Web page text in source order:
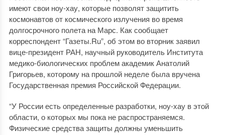
имеют свои ноу-хау, которые позволят защитить
космонавтов от космического излучения во время
долгосрочного полета на Марс. Как сообщает
корреспондент “Газеты.Ru”, об этом во вторник заявил
вице-президент РАН, научный руководитель Института
медико-биологических проблем академик Анатолий
Григорьев, которому на прошлой неделе была вручена
Государственная премия Российской Федерации.
“У России есть определенные разработки, ноу-хау в этой
области, о которых мы пока не распространяемся.
Физические средства защиты должны уменьшить